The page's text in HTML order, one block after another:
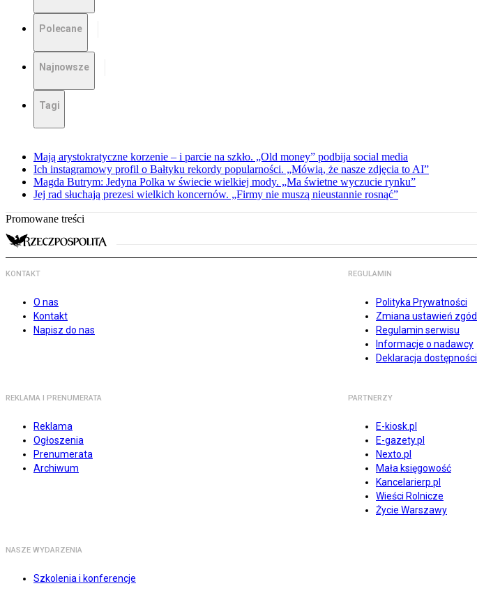
Polecane
Najnowsze
Tagi
Mają arystokratyczne korzenie – i parcie na szkło. „Old money” podbija social media
Ich instagramowy profil o Bałtyku rekordy popularności. „Mówią, że nasze zdjęcia to AI”
Magda Butrym: Jedyna Polka w świecie wielkiej mody. „Ma świetne wyczucie rynku”
Jej rad słuchają prezesi wielkich koncernów. „Firmy nie muszą nieustannie rosnąć”
Promowane treści
KONTAKT
O nas
Kontakt
Napisz do nas
REGULAMIN
Polityka Prywatności
Zmiana ustawień zgód
Regulamin serwisu
Informacje o nadawcy
Deklaracja dostępności
REKLAMA I PRENUMERATA
Reklama
Ogłoszenia
Prenumerata
Archiwum
PARTNERZY
E-kiosk.pl
E-gazety.pl
Nexto.pl
Mała księgowość
Kancelarierp.pl
Wieści Rolnicze
Życie Warszawy
NASZE WYDARZENIA
Szkolenia i konferencje